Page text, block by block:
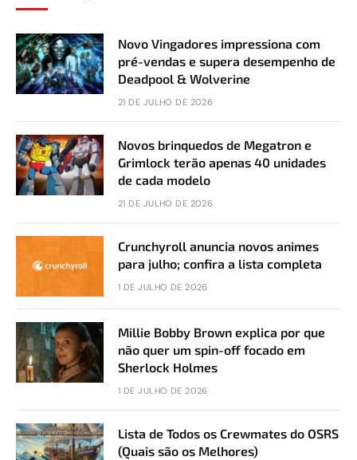
Novo Vingadores impressiona com
pré-vendas e supera desempenho de
Deadpool & Wolverine
21 DE JULHO DE 2026
Novos brinquedos de Megatron e
Grimlock terão apenas 40 unidades
de cada modelo
21 DE JULHO DE 2026
Crunchyroll anuncia novos animes
para julho; confira a lista completa
1 DE JULHO DE 2026
Millie Bobby Brown explica por que
não quer um spin-off focado em
Sherlock Holmes
1 DE JULHO DE 2026
Lista de Todos os Crewmates do OSRS
(Quais são os Melhores)